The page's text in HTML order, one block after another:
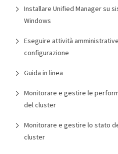
Installare Unified Manager su
Windows
Eseguire attività
configurazione
Guida in linea
Monitorare e gestire le
del cluster
Monitorare e gestire lo stato
cluster